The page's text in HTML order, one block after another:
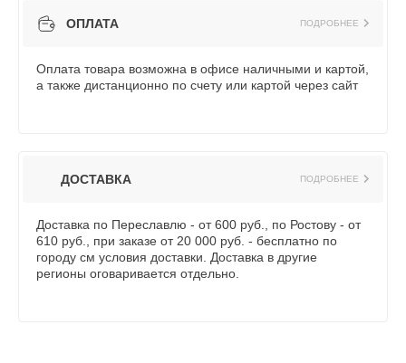
ОПЛАТА ПОДРОБНЕЕ
Оплата товара возможна в офисе наличными и картой,
а также дистанционно по счету или картой через сайт
ДОСТАВКА ПОДРОБНЕЕ
Доставка по Переславлю - от 600 руб., по Ростову - от
610 руб., при заказе от 20 000 руб. - бесплатно по
городу см условия доставки. Доставка в другие
регионы оговаривается отдельно.